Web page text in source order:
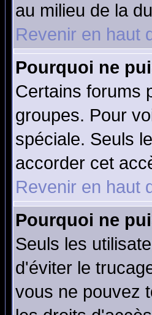
au milieu de la
Revenir en haut
Pourquoi ne
Certains forums
groupes. Pour
spéciale. Seuls
accorder cet
Revenir en haut
Pourquoi ne
Seuls les
d'éviter le
vous ne pouvez